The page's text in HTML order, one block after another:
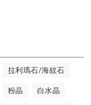
拉利瑪石/海紋石
粉晶 白水晶